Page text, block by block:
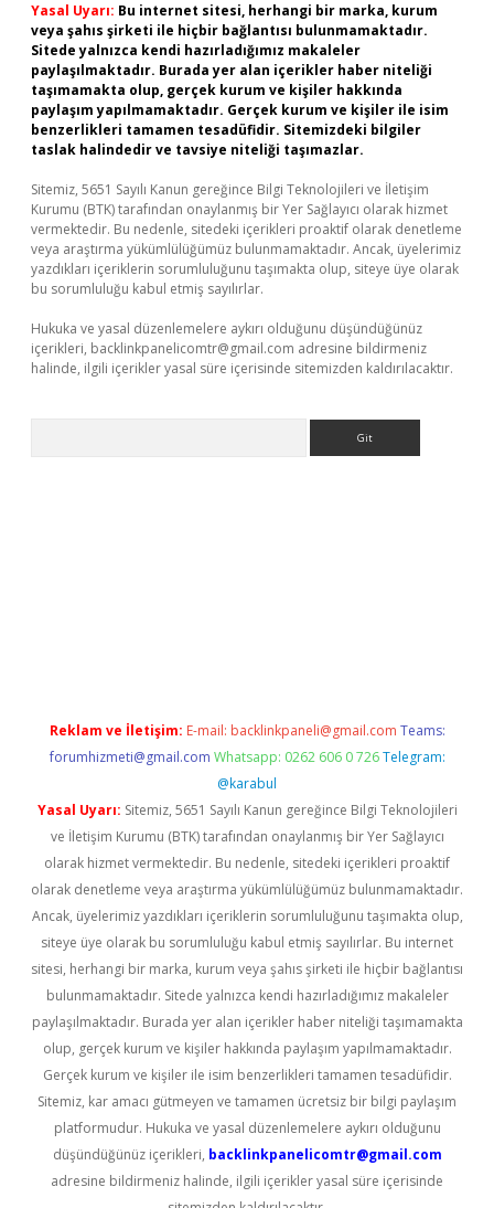
Yasal Uyarı: Bu internet sitesi, herhangi bir marka, kurum
veya şahıs şirketi ile hiçbir bağlantısı bulunmamaktadır.
Sitede yalnızca kendi hazırladığımız makaleler
paylaşılmaktadır. Burada yer alan içerikler haber niteliği
taşımamakta olup, gerçek kurum ve kişiler hakkında
paylaşım yapılmamaktadır. Gerçek kurum ve kişiler ile isim
benzerlikleri tamamen tesadüfidir. Sitemizdeki bilgiler
taslak halindedir ve tavsiye niteliği taşımazlar.
Sitemiz, 5651 Sayılı Kanun gereğince Bilgi Teknolojileri ve İletişim
Kurumu (BTK) tarafından onaylanmış bir Yer Sağlayıcı olarak hizmet
vermektedir. Bu nedenle, sitedeki içerikleri proaktif olarak denetleme
veya araştırma yükümlülüğümüz bulunmamaktadır. Ancak, üyelerimiz
yazdıkları içeriklerin sorumluluğunu taşımakta olup, siteye üye olarak
bu sorumluluğu kabul etmiş sayılırlar.
Hukuka ve yasal düzenlemelere aykırı olduğunu düşündüğünüz
içerikleri, backlinkpanelicomtr@gmail.com adresine bildirmeniz
halinde, ilgili içerikler yasal süre içerisinde sitemizden kaldırılacaktır.
Reklam ve İletişim: E-mail: backlinkpaneli@gmail.com Teams:
forumhizmeti@gmail.com Whatsapp: 0262 606 0 726 Telegram:
@karabul
Yasal Uyarı: Sitemiz, 5651 Sayılı Kanun gereğince Bilgi Teknolojileri
ve İletişim Kurumu (BTK) tarafından onaylanmış bir Yer Sağlayıcı
olarak hizmet vermektedir. Bu nedenle, sitedeki içerikleri proaktif
olarak denetleme veya araştırma yükümlülüğümüz bulunmamaktadır.
Ancak, üyelerimiz yazdıkları içeriklerin sorumluluğunu taşımakta olup,
siteye üye olarak bu sorumluluğu kabul etmiş sayılırlar. Bu internet
sitesi, herhangi bir marka, kurum veya şahıs şirketi ile hiçbir bağlantısı
bulunmamaktadır. Sitede yalnızca kendi hazırladığımız makaleler
paylaşılmaktadır. Burada yer alan içerikler haber niteliği taşımamakta
olup, gerçek kurum ve kişiler hakkında paylaşım yapılmamaktadır.
Gerçek kurum ve kişiler ile isim benzerlikleri tamamen tesadüfidir.
Sitemiz, kar amacı gütmeyen ve tamamen ücretsiz bir bilgi paylaşım
platformudur. Hukuka ve yasal düzenlemelere aykırı olduğunu
düşündüğünüz içerikleri, backlinkpanelicomtr@gmail.com
adresine bildirmeniz halinde, ilgili içerikler yasal süre içerisinde